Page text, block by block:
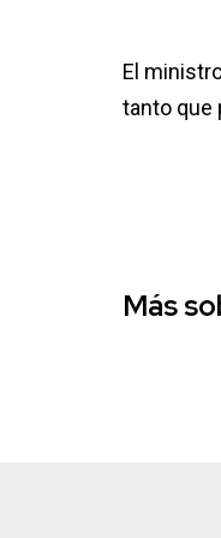
El
tanto que
Más